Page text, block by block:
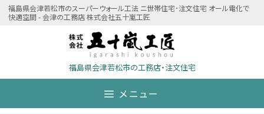
Skip福島県会津若松市のスーパーウォール工法 ニ世帯住宅･注文住宅 オール電化で
快適空間 - 会津の工務店 株式会社五十嵐工匠
福島県会津若松市の工務店・注文住宅
メニュー